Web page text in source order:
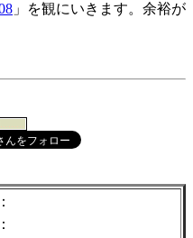
」を観にいきます。余裕が